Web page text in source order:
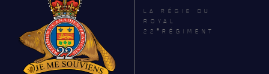
LA RÉGIE DU
ROYAL
22 e RÉGIMENT